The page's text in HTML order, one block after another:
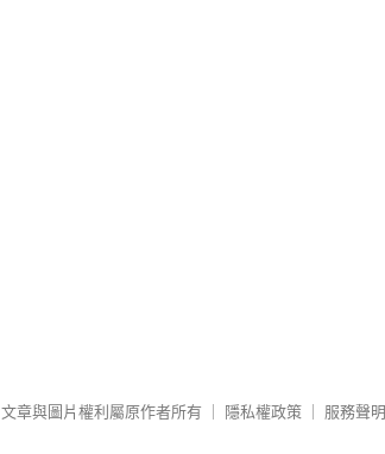
文章與圖片權利屬原作者所有 隱私權政策 服務聲明